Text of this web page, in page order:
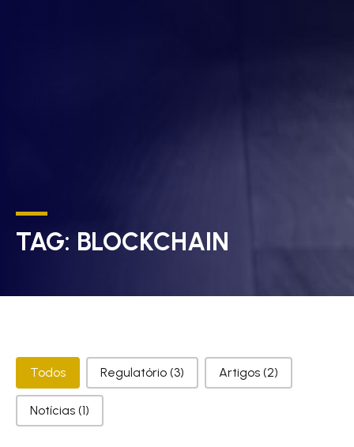
TAG: BLOCKCHAIN
Categorias
Todos Regulatório (3) Artigos (2)
Notícias (1)